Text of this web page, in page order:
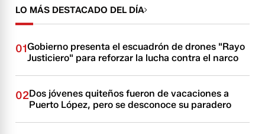
LO MÁS DESTACADO DEL DÍA
01Gobierno presenta el escuadrón de drones "Rayo
Justiciero" para reforzar la lucha contra el narco
02Dos jóvenes quiteños fueron de vacaciones a
Puerto López, pero se desconoce su paradero